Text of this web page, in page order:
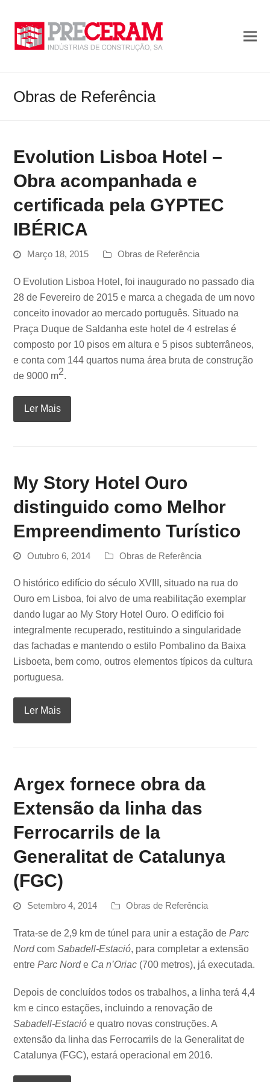
Obras de Referência
Evolution Lisboa Hotel –
Obra acompanhada e
certificada pela GYPTEC
IBÉRICA
Março 18, 2015 Obras de Referência
O Evolution Lisboa Hotel, foi inaugurado no passado dia
28 de Fevereiro de 2015 e marca a chegada de um novo
conceito inovador ao mercado português. Situado na
Praça Duque de Saldanha este hotel de 4 estrelas é
composto por 10 pisos em altura e 5 pisos subterrâneos,
e conta com 144 quartos numa área bruta de construção
de 9000 m2.
Ler Mais
My Story Hotel Ouro
distinguido como Melhor
Empreendimento Turístico
Outubro 6, 2014 Obras de Referência
O histórico edifício do século XVIII, situado na rua do
Ouro em Lisboa, foi alvo de uma reabilitação exemplar
dando lugar ao My Story Hotel Ouro. O edifício foi
integralmente recuperado, restituindo a singularidade
das fachadas e mantendo o estilo Pombalino da Baixa
Lisboeta, bem como, outros elementos típicos da cultura
portuguesa.
Ler Mais
Argex fornece obra da
Extensão da linha das
Ferrocarrils de la
Generalitat de Catalunya
(FGC)
Setembro 4, 2014 Obras de Referência
Trata-se de 2,9 km de túnel para unir a estação deParc
NordcomSabadell-Estació, para completar a extensão
entreParc Norde Ca n’Oriac (700 metros), já executada.
Depois de concluídos todos os trabalhos, a linha terá 4,4
km e cinco estações, incluindo a renovação de
Sabadell-Estació e quatro novas construções. A
extensão da linha das Ferrocarrils de la Generalitat de
Catalunya (FGC), estará operacional em 2016.